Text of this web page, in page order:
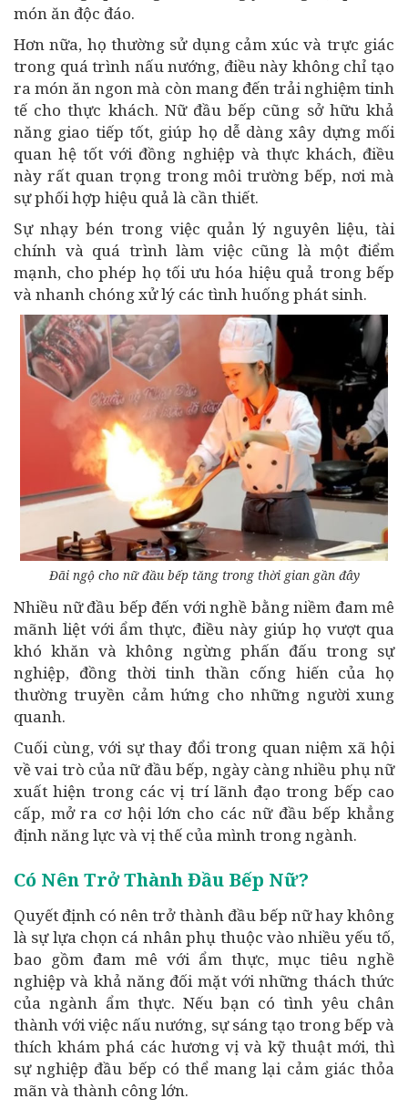
món ăn độc đáo.
Hơn nữa, họ thường sử dụng cảm xúc và trực giác
trong quá trình nấu nướng, điều này không chỉ tạo
ra món ăn ngon mà còn mang đến trải nghiệm tinh
tế cho thực khách. Nữ đầu bếp cũng sở hữu khả
năng giao tiếp tốt, giúp họ dễ dàng xây dựng mối
quan hệ tốt với đồng nghiệp và thực khách, điều
này rất quan trọng trong môi trường bếp, nơi mà
sự phối hợp hiệu quả là cần thiết.
Sự nhạy bén trong việc quản lý nguyên liệu, tài
chính và quá trình làm việc cũng là một điểm
mạnh, cho phép họ tối ưu hóa hiệu quả trong bếp
và nhanh chóng xử lý các tình huống phát sinh.
Đãi ngộ cho nữ đầu bếp tăng trong thời gian gần đây
Nhiều nữ đầu bếp đến với nghề bằng niềm đam mê
mãnh liệt với ẩm thực, điều này giúp họ vượt qua
khó khăn và không ngừng phấn đấu trong sự
nghiệp, đồng thời tinh thần cống hiến của họ
thường truyền cảm hứng cho những người xung
quanh.
Cuối cùng, với sự thay đổi trong quan niệm xã hội
về vai trò của nữ đầu bếp, ngày càng nhiều phụ nữ
xuất hiện trong các vị trí lãnh đạo trong bếp cao
cấp, mở ra cơ hội lớn cho các nữ đầu bếp khẳng
định năng lực và vị thế của mình trong ngành.
Có Nên Trở Thành Đầu Bếp Nữ?
Quyết định có nên trở thành đầu bếp nữ hay không
là sự lựa chọn cá nhân phụ thuộc vào nhiều yếu tố,
bao gồm đam mê với ẩm thực, mục tiêu nghề
nghiệp và khả năng đối mặt với những thách thức
của ngành ẩm thực. Nếu bạn có tình yêu chân
thành với việc nấu nướng, sự sáng tạo trong bếp và
thích khám phá các hương vị và kỹ thuật mới, thì
sự nghiệp đầu bếp có thể mang lại cảm giác thỏa
mãn và thành công lớn.